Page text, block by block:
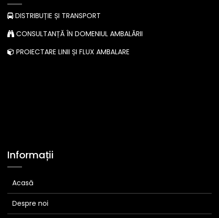
DISTRIBUȚIE ȘI TRANSPORT
CONSULTANȚĂ ÎN DOMENIUL AMBALĂRII
PROIECTARE LINII ȘI FLUX AMBALARE
Informații
Acasă
Despre noi